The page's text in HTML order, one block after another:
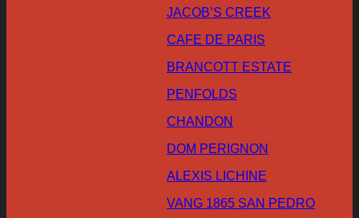
JACOB’S CREEK
CAFE DE PARIS
BRANCOTT ESTATE
PENFOLDS
CHANDON
DOM PERIGNON
ALEXIS LICHINE
VANG 1865 SAN PEDRO